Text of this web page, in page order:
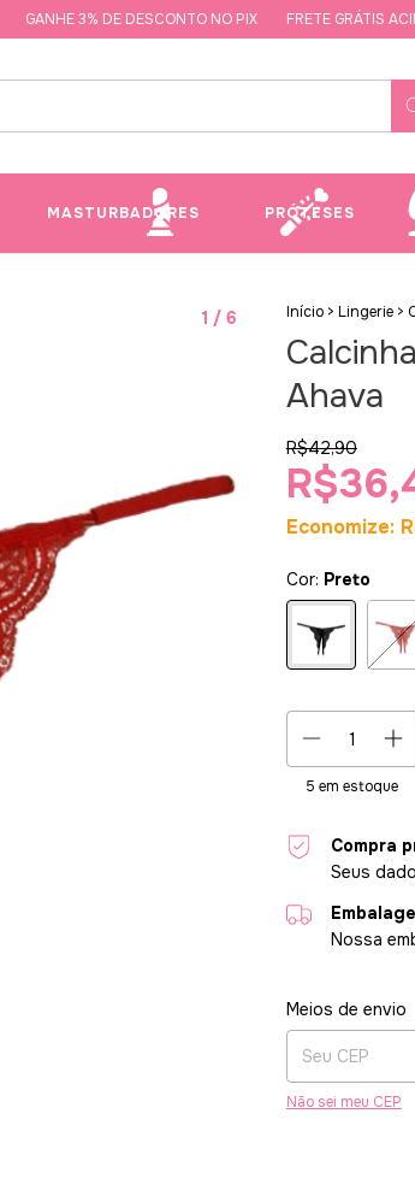
GANHE 3% DE DESCONTO NO PIX FRETE GRÁTIS ACIMA
MASTURBADORES PRÓTESES
1 / 6 Início > Lingerie >
Ahava
R$42,90
Economize:
Cor: Preto
5 em estoque
Compra
Seus
Nossa
Entregas para o
Meios de envio
Não sei meu CEP